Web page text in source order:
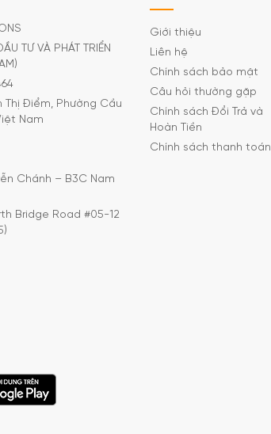
TƯ VÀ PHÁT TRIỂN
Điểm, Phường Cầu
Nam
Chánh – B3C Nam
Bridge Road #05-12
Giới thiệu
Liên hệ
Chính sách bảo mật
Câu hỏi thường gặp
Chính sách Đổi Trả và
Hoàn Tiền
Chính sách thanh toán
dụng